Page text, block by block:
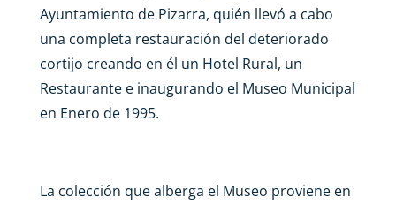
Ayuntamiento de Pizarra, quién llevó a cabo
una completa restauración del deteriorado
cortijo creando en él un Hotel Rural, un
Restaurante e inaugurando el Museo Municipal
en Enero de 1995.
La colección que alberga el Museo proviene en